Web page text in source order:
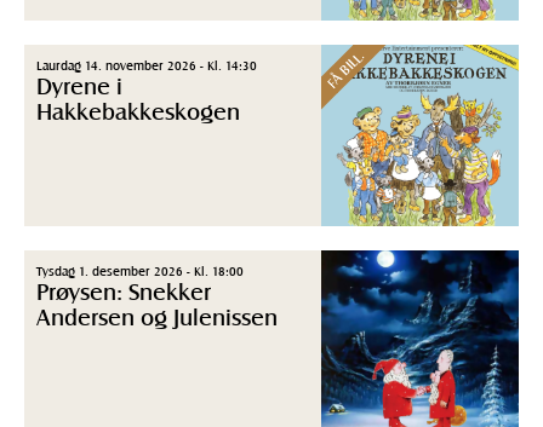
FÅ BILL.
Laurdag 14. november 2026 - Kl. 14:30
Dyrene i
Hakkebakkeskogen
Tysdag 1. desember 2026 - Kl. 18:00
Prøysen: Snekker
Andersen og Julenissen